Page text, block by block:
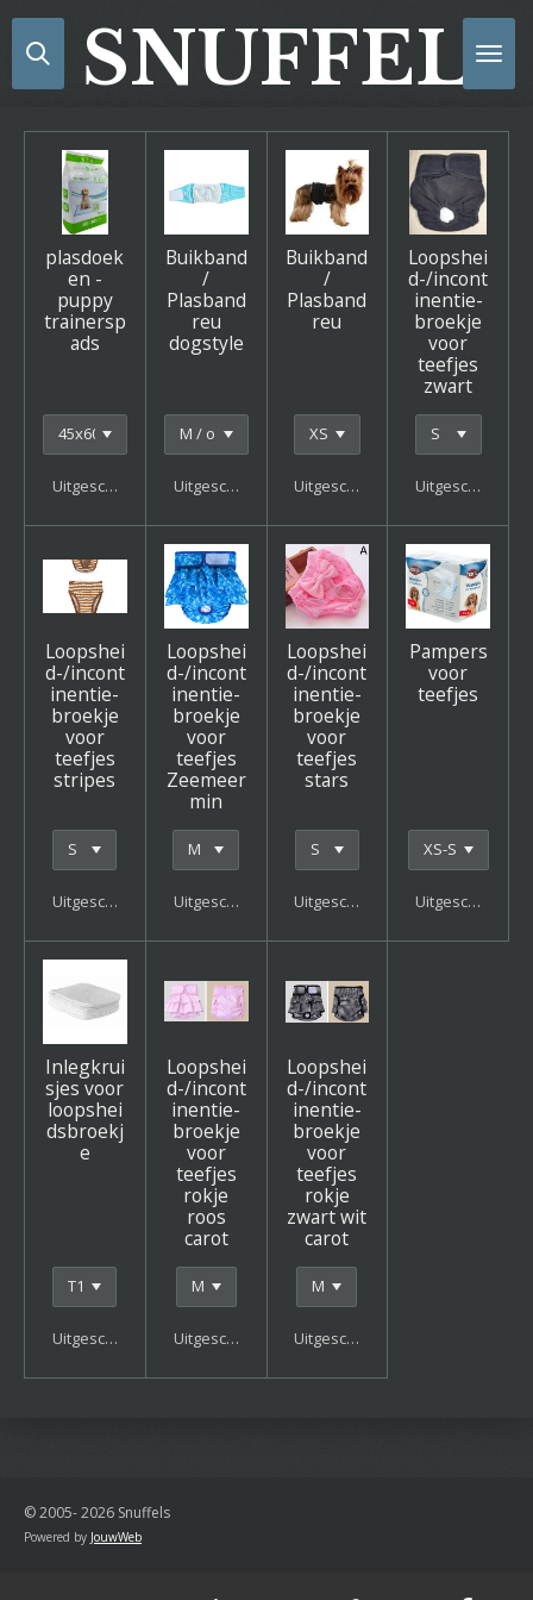
Ga
direct
hoofdinhoud
SNUFFELS
plasdoek
en -
puppy
trainersp
ads
Uitgeschakeld
Buikband
/
Plasband
reu
dogstyle
Uitgeschakeld
Buikband
/
Plasband
reu
Uitgeschakeld
Loopshei
d-/incont
inentie-
broekje
voor
teefjes
zwart
Uitgeschakeld
Loopshei
d-/incont
inentie-
broekje
voor
teefjes
stripes
Uitgeschakeld
Loopshei
d-/incont
inentie-
broekje
voor
teefjes
Zeemeer
min
Uitgeschakeld
Loopshei
d-/incont
inentie-
broekje
voor
teefjes
stars
Uitgeschakeld
Pampers
voor
teefjes
Uitgeschakeld
Inlegkrui
sjes voor
loopshei
dsbroekj
e
Uitgeschakeld
Loopshei
d-/incont
inentie-
broekje
voor
teefjes
rokje
roos
carot
Uitgeschakeld
Loopshei
d-/incont
inentie-
broekje
voor
teefjes
rokje
zwart wit
carot
Uitgeschakeld
© 2005- 2026 Snuffels
Powered by JouwWeb